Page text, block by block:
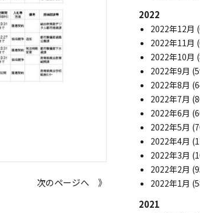
次のページへ 》
2022
2022年12月
2022年11月
2022年10月
2022年9月
2022年8月
2022年7月
2022年6月
2022年5月
2022年4月
2022年3月
2022年2月
2022年1月
2021